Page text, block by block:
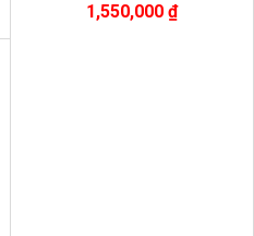
1,550,000 ₫